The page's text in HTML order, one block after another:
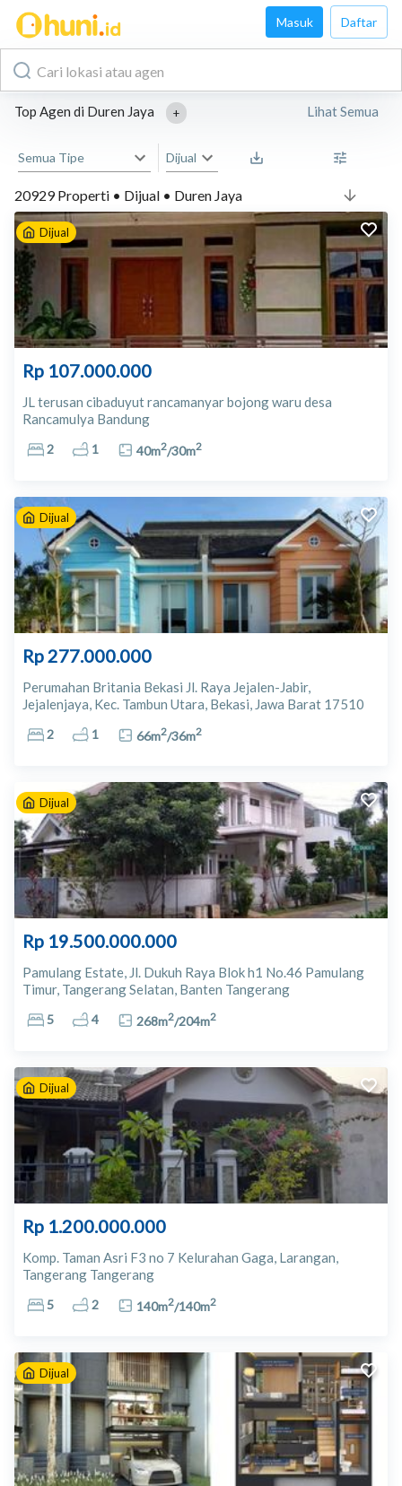
Masuk Daftar
Top Agen di Duren Jaya + Lihat Semua
Semua Tipe Dijual
20929 Properti • Dijual • Duren Jaya
Dijual
Rp 107.000.000
JL terusan cibaduyut rancamanyar bojong waru desa
Rancamulya Bandung
2 1 40m2/30m2
Dijual
Rp 277.000.000
Perumahan Britania Bekasi Jl. Raya Jejalen-Jabir,
Jejalenjaya, Kec. Tambun Utara, Bekasi, Jawa Barat 17510
2 1 66m2/36m2
Dijual
Rp 19.500.000.000
Pamulang Estate, Jl. Dukuh Raya Blok h1 No.46 Pamulang
Timur, Tangerang Selatan, Banten Tangerang
5 4 268m2/204m2
Dijual
Rp 1.200.000.000
Komp. Taman Asri F3 no 7 Kelurahan Gaga, Larangan,
Tangerang Tangerang
5 2 140m2/140m2
Dijual